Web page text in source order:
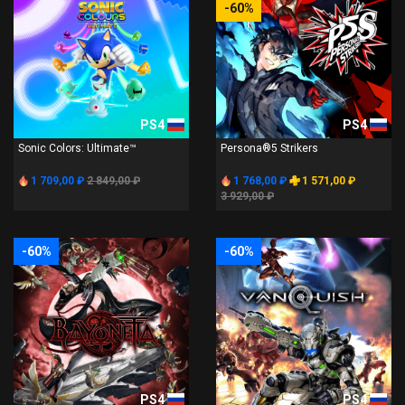
PS4
Sonic Colors: Ultimate™
1 709,00 ₽ 2 849,00 ₽
-60%
PS4
Persona®5 Strikers
1 768,00 ₽
1 571,00 ₽
3 929,00 ₽
-60%
PS4
-60%
PS4